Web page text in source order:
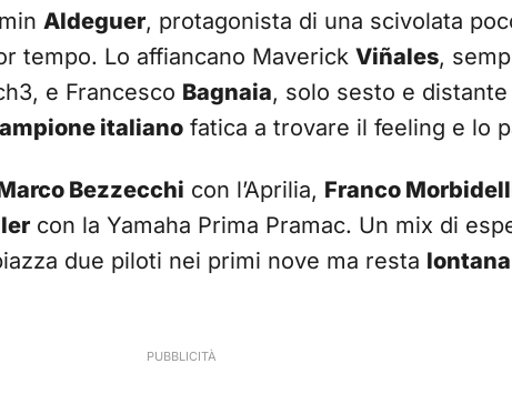
Aldeguer, protagonista di una scivolata
tempo. Lo affiancano Maverick Viñales,
e Francesco Bagnaia, solo sesto e distante
italiano fatica a trovare il feeling e lo
Bezzecchi con l’Aprilia, Franco
con la Yamaha Prima Pramac. Un mix di
due piloti nei primi nove ma resta